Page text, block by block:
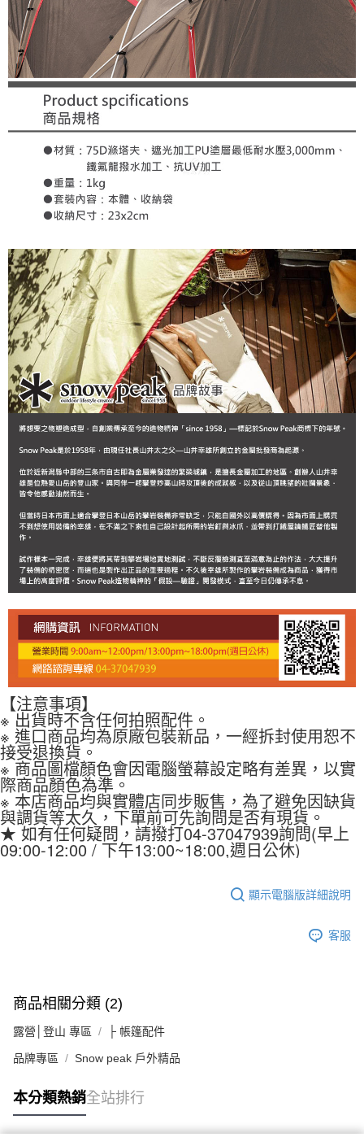
便利好安心！
１．簡單：不需註冊會員、不需綁卡、不需儲值。
２．便利：只要手機號碼，簡訊認證，即可結帳。
３．安心：先確認商品／服務後，再付款。
【「AFTEE先享後付」結帳流程】
１．於結帳方式選擇「AFTEE先享後付」後，將跳轉至「AFTEE先享後付」
結帳頁面，進行簡訊認證並確認金額後，即可完成結帳。
２．訂單成立數日內，您將收到繳費通知簡訊。
３．收到繳費通知簡訊後14天內，點擊此簡訊中的連結，可透過四大超商／
ATM／網路銀行／等多元方式進行付款，方視為交易完成。
※ 請注意：結帳手續完成當下不需立刻繳費，但若您需要取消訂單，請聯絡
購買商品的店家。未經商家同意取消之訂單仍視為有效，需透過AFTEE先享
後付繳納相關費用。
※ 交易是否成功請以「AFTEE先享後付 」之結帳頁面顯示為準，若有關於
客戶支援中心」https://netprotections.freshdesk.com/support/home
【注意事項】
１．透過由恩沛科技股份有限公司提供之「AFTEE先享後付」服務完成之交
易，需依本服務之必要範圍內提供個人資料，並將交易相關給付款項請求債
權轉讓予恩沛科技股份有限公司。
２．關於個人資料處理事宜，請瀏覽以下網址：
https://aftee.tw/terms/#terms3
３．未成年的使用者請事先徵得法定代理人或監護人之同意方可使用
「AFTEE先享後付」，若未經同意申辦者引起之損失，本公司不負相關責
任。
４．使用「AFTEE先享後付」時，將依據個別帳號之用戶狀況，依本公司即
時審查核予不同之上限額度；若仍有額度不足之情形，本公司將視審查結果
５．嚴禁一人註冊多個帳號或使用他人資訊註冊。若發現惡意使用之情形，
恩沛科技股份有限公司將有權停止該用戶之使用額度並採取法律行動。
運送方式
全家付款取貨
每筆NT$60，滿NT$1,000(含以上)免運費
萊爾富取貨付款
每筆NT$60，滿NT$1,000(含以上)免運費
7-11付款取貨
每筆NT$60，滿NT$1,000(含以上)免運費
宅配到府
每筆NT$100，滿NT$1,000(含以上)免運費
每筆NT$100，滿NT$1,000(含以上)免運費
宅配
每筆NT$100，滿NT$1,000(含以上)免運費
【注意事項】
※ 出貨時不含任何拍照配件。
※ 進口商品均為原廠包裝新品，一經拆封使用恕不
接受退換貨。
※ 商品圖檔顏色會因電腦螢幕設定略有差異，以實
際商品顏色為準。
※ 本店商品均與實體店同步販售，為了避免因缺貨
與調貨等太久，下單前可先詢問是否有現貨。
★ 如有任何疑問，請撥打04-37047939詢問(早上
09:00-12:00 / 下午13:00~18:00,週日公休)
顯示電腦版詳細說明
客服
商品相關分類 (2)
露營│登山 專區 ├ 帳篷配件
品牌專區 Snow peak 戶外精品
本分類熱銷全站排行